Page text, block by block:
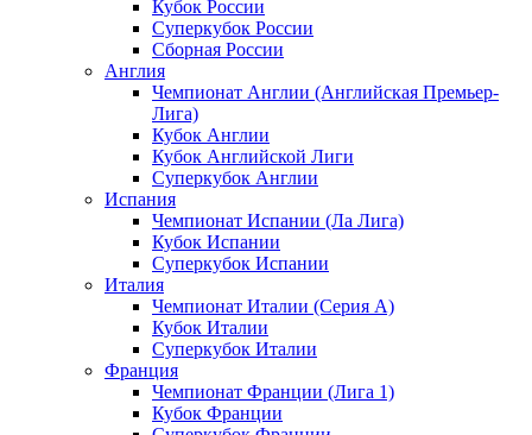
Кубок России
Суперкубок России
Сборная России
Англия
Чемпионат Англии (Английская Премьер-
Лига)
Кубок Англии
Кубок Английской Лиги
Суперкубок Англии
Испания
Чемпионат Испании (Ла Лига)
Кубок Испании
Суперкубок Испании
Италия
Чемпионат Италии (Серия А)
Кубок Италии
Суперкубок Италии
Франция
Чемпионат Франции (Лига 1)
Кубок Франции